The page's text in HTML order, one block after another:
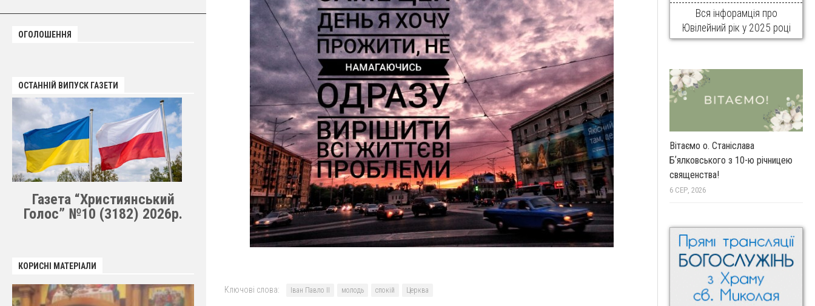
Ключові слова: Іван Павло ІІ молодь спокій Церква
ОГОЛОШЕННЯ
ОСТАННІЙ ВИПУСК ГАЗЕТИ
Газета “Християнський
Голос” №10 (3182) 2026р.
КОРИСНІ МАТЕРІАЛИ
Вся інфорамція про
Ювілейний рік у 2025 році
Вітаємо о. Станіслава
Бʼялковського з 10-ю річницею
священства!
6 СЕР, 2026